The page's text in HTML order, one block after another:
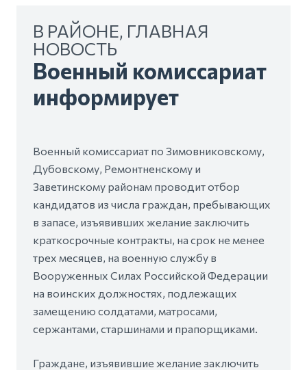
В РАЙОНЕ, ГЛАВНАЯ
НОВОСТЬ
Военный комиссариат
информирует
Военный комиссариат по Зимовниковскому,
Дубовскому, Ремонтненскому и
Заветинскому районам проводит отбор
кандидатов из числа граждан, пребывающих
в запасе, изъявивших желание заключить
краткосрочные контракты, на срок не менее
трех месяцев, на военную службу в
Вооруженных Силах Российской Федерации
на воинских должностях, подлежащих
замещению солдатами, матросами,
сержантами, старшинами и прапорщиками.
Граждане, изъявившие желание заключить